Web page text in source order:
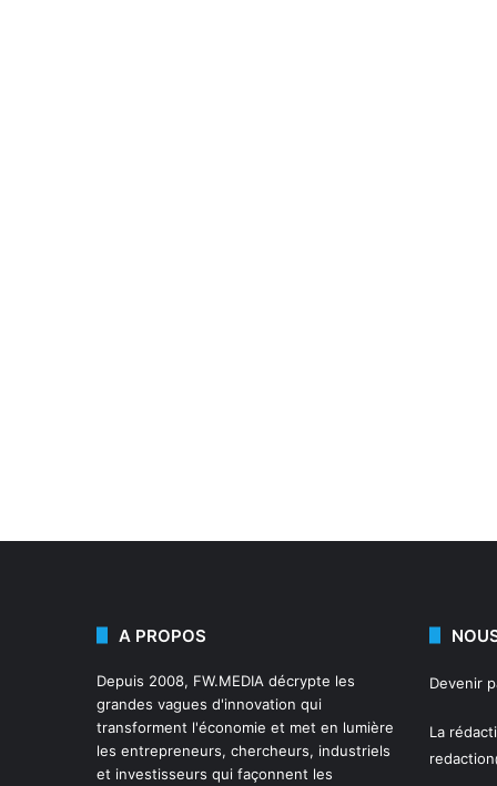
A PROPOS
Depuis 2008, FW.MEDIA décrypte les
grandes vagues d'innovation qui
transforment l'économie et met en lumière
les entrepreneurs, chercheurs, industriels
et investisseurs qui façonnent les
Devenir
La